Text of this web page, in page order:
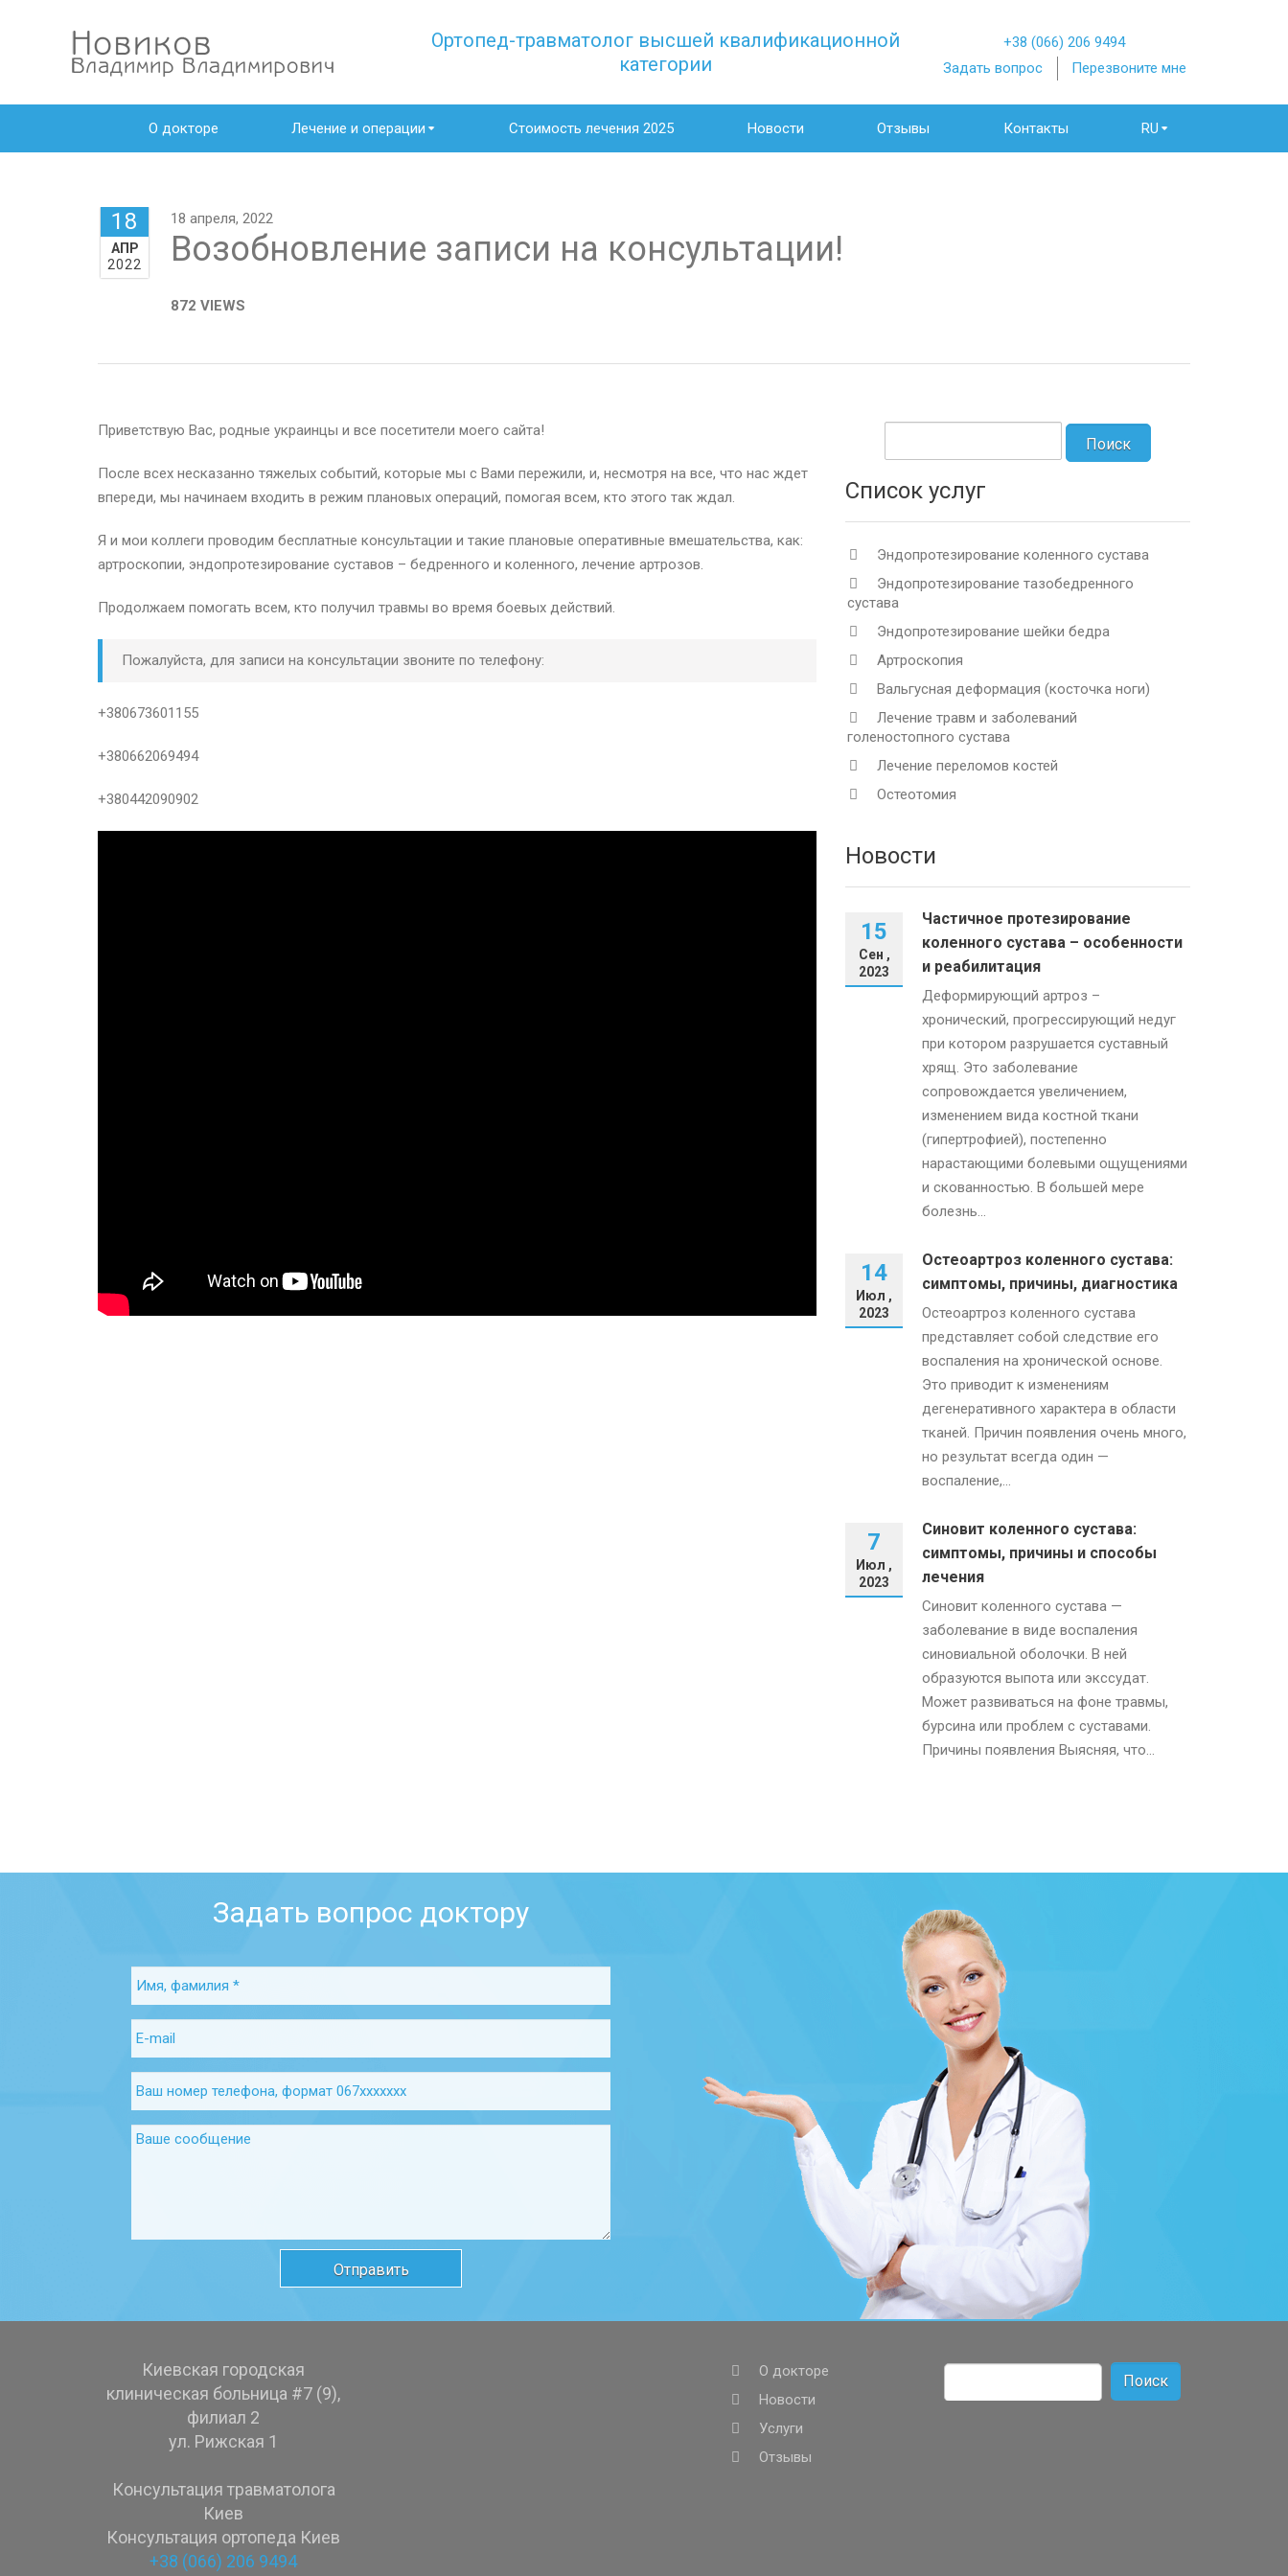
Ортопед-травматолог высшей квалификационной
категории
+38 (066) 206 9494
Задать вопрос
Перезвоните мне
О докторе Лечение и операции Стоимость лечения 2025 Новости Отзывы Контакты RU
18
АПР
2022
18 апреля, 2022
Возобновление записи на консультации!
872 VIEWS
Приветствую Вас, родные украинцы и все посетители моего сайта!
После всех несказанно тяжелых событий, которые мы с Вами пережили, и, несмотря на все, что нас ждет
впереди, мы начинаем входить в режим плановых операций, помогая всем, кто этого так ждал.
Я и мои коллеги проводим бесплатные консультации и такие плановые оперативные вмешательства, как:
артроскопии, эндопротезирование суставов – бедренного и коленного, лечение артрозов.
Продолжаем помогать всем, кто получил травмы во время боевых действий.
Пожалуйста, для записи на консультации звоните по телефону:
+380673601155
+380662069494
+380442090902
Список услуг
Эндопротезирование коленного сустава
Эндопротезирование тазобедренного
сустава
Эндопротезирование шейки бедра
Артроскопия
Вальгусная деформация (косточка ноги)
Лечение травм и заболеваний
голеностопного сустава
Лечение переломов костей
Остеотомия
Новости
15
Сен ,
2023
Частичное протезирование
коленного сустава – особенности
и реабилитация
Деформирующий артроз –
хронический, прогрессирующий недуг
при котором разрушается суставный
хрящ. Это заболевание
сопровождается увеличением,
изменением вида костной ткани
(гипертрофией), постепенно
нарастающими болевыми ощущениями
и скованностью. В большей мере
болезнь...
14
Июл ,
2023
Остеоартроз коленного сустава:
симптомы, причины, диагностика
Остеоартроз коленного сустава
представляет собой следствие его
воспаления на хронической основе.
Это приводит к изменениям
дегенеративного характера в области
тканей. Причин появления очень много,
но результат всегда один —
воспаление,...
7
Июл ,
2023
Синовит коленного сустава:
симптомы, причины и способы
лечения
Синовит коленного сустава —
заболевание в виде воспаления
синовиальной оболочки. В ней
образуются выпота или экссудат.
Может развиваться на фоне травмы,
бурсина или проблем с суставами.
Причины появления Выясняя, что...
Задать вопрос доктору
Киевская городская
клиническая больница #7 (9),
филиал 2
ул. Рижская 1
Консультация травматолога
Киев
Консультация ортопеда Киев
+38 (066) 206 9494
О докторе
Новости
Услуги
Отзывы
Найти: